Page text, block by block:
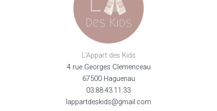
L'Appart des Kids
4 rue Georges Clemenceau
67500 Haguenau
03.88.43.11.33
lappartdeskids@gmail.com